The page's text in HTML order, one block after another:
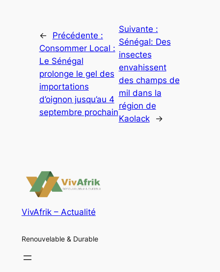
←
Précédente :
Consommer Local :
Le Sénégal
prolonge le gel des
importations
d’oignon jusqu’au 4
septembre prochain
Suivante :
Sénégal: Des
insectes
envahissent
des champs de
mil dans la
région de
Kaolack
→
VivAfrik – Actualité
Renouvelable & Durable